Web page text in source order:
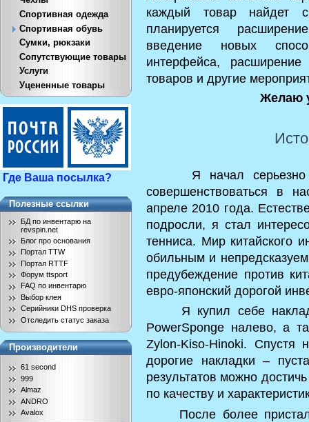
Спортивная одежда
Спортивная обувь
Сумки, рюкзаки
Сопутствующие товары
Услуги
Уцененные товары
Где Ваша посылка?
Полезные ссылки
БД по инвентарю на
revspin.net
Блог про основания
Портал TTW
Портал RTTF
Форум ttsport
FAQ по инвентарю
Выбор клея
Серийники DHS проверка
Отследить статус заказа
Производители
61 second
999
Almaz
ANDRO
Avalox
каждый товар найдет
планируется
введение новых
интерфейса, расширение
товаров и другие
Желаю
Я начал серьезно
совершенствоваться в
апреле 2010 года.
подросли, я стал
тенниса. Мир китайского
обильным и
предубеждение против
евро-японский дорогой
Я купил себе
PowerSponge налево, а
Zylon-Kiso-Hinoki. Спустя
дорогие накладки –
результатов можно
по качеству и
После более